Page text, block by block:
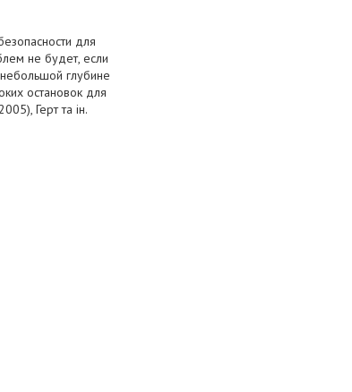
для
не будет, если
глубине
остановок для
Герт та ін.